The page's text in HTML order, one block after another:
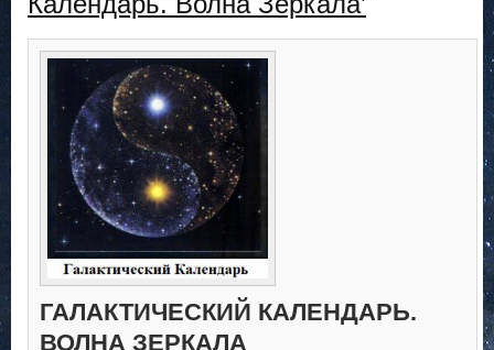
ГАЛАКТИЧЕСКИЙ КАЛЕНДАРЬ.
ВОЛНА ЗЕРКАЛА